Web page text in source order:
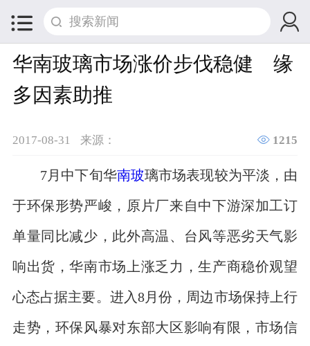
 
华南玻璃市场涨价步伐稳健 缘
多因素助推
2017-08-31 来源：  1215
7月中下旬华南玻璃市场表现较为平淡，由
于环保形势严峻，原片厂来自中下游深加工订
单量同比减少，此外高温、台风等恶劣天气影
响出货，华南市场上涨乏力，生产商稳价观望
心态占据主要。进入8月份，周边市场保持上行
走势，环保风暴对东部大区影响有限，市场信